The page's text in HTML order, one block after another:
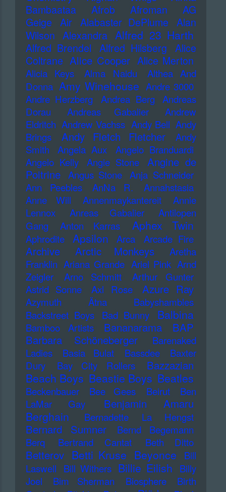
Bambaataa
Afrob Afroman
AG
Geige
Air Alabaster DePlume
Alan
Wilson Alexandra Alfred 23 Harth
Alfred Brendel Alfred Hilsberg
Alice
Coltrane Alice Cooper Alice Merton
Alicia Keys Alma Naidu
Althea And
Donna Amy Winehouse Andre 3000
Andre Herzberg
Andrea Berg
Andreas
Dorau
Andreas Gabalier
Andrew
Eldritch Andrew Vachss Andy Bell Andy
Brings
Andy Fletch Fletcher
Andy
Smith
Angela Aux
Angelo Branduardi
Angelo Kelly
Angie Stone
Angine de
Poitrine Angus Stone Anja Schneider
Ann Peebles
AnNa R.
Annahstasia
Anne Will
Annenmaykantereit
Annie
Lennox
Anreas Gabalier
Antilopen
Gang
Anton Karras Aphex Twin
Aphrodite Apsilon Arca Arcade Fire
Archive Arctic Monkeys
Aretha
Franklin Ariana Grande Ariel Pink Arnd
Zeigler
Arno Schmitt
Arthur Gunter
Astrid Sonne
Axl Rose Azure Ray
Azymuth Ätna
Babyshambles
Backstreet Boys
Bad Bunny Balbina
Bamboo Artists Bananarama
BAP
Barbara Schöneberger
Barenaked
Ladies
Basia Bulat Bassdee
Baxter
Dury
Bay City Rollers Bazzazian
Beach Boys Beastie Boys Beatles
Beckenbauer Bee Gees Beirut
Ben
LaMar Gay
Benjamin Amaru
Berghain Bernadette La Hengst
Bernard Sumner
Bernd Begemann
Berq
Bertrand Cantat Beth Ditto
Betterov Betti Kruse Beyonce
Bill
Laswell
Bill Withers Billie Eilish
Billy
Joel
Bim Sherman Biosphere
Birth